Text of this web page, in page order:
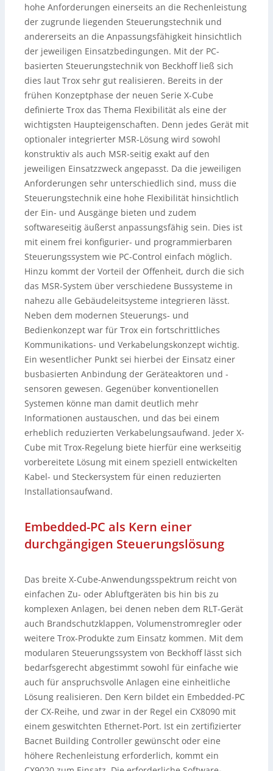
hohe Anforderungen einerseits an die Rechenleistung
der zugrunde liegenden Steuerungstechnik und
andererseits an die Anpassungsfähigkeit hinsichtlich
der jeweiligen Einsatzbedingungen. Mit der PC-
basierten Steuerungstechnik von Beckhoff ließ sich
dies laut Trox sehr gut realisieren. Bereits in der
frühen Konzeptphase der neuen Serie X-Cube
definierte Trox das Thema Flexibilität als eine der
wichtigsten Haupteigenschaften. Denn jedes Gerät mit
optionaler integrierter MSR-Lösung wird sowohl
konstruktiv als auch MSR-seitig exakt auf den
jeweiligen Einsatzzweck angepasst. Da die jeweiligen
Anforderungen sehr unterschiedlich sind, muss die
Steuerungstechnik eine hohe Flexibilität hinsichtlich
der Ein- und Ausgänge bieten und zudem
softwareseitig äußerst anpassungsfähig sein. Dies ist
mit einem frei konfigurier- und programmierbaren
Steuerungssystem wie PC-Control einfach möglich.
Hinzu kommt der Vorteil der Offenheit, durch die sich
das MSR-System über verschiedene Bussysteme in
nahezu alle Gebäudeleitsysteme integrieren lässt.
Neben dem modernen Steuerungs- und
Bedienkonzept war für Trox ein fortschrittliches
Kommunikations- und Verkabelungskonzept wichtig.
Ein wesentlicher Punkt sei hierbei der Einsatz einer
busbasierten Anbindung der Geräteaktoren und -
sensoren gewesen. Gegenüber konventionellen
Systemen könne man damit deutlich mehr
Informationen austauschen, und das bei einem
erheblich reduzierten Verkabelungsaufwand. Jeder X-
Cube mit Trox-Regelung biete hierfür eine werkseitig
vorbereitete Lösung mit einem speziell entwickelten
Kabel- und Steckersystem für einen reduzierten
Installationsaufwand.
Embedded-PC als Kern einer
durchgängigen Steuerungslösung
Das breite X-Cube-Anwendungsspektrum reicht von
einfachen Zu- oder Abluftgeräten bis hin bis zu
komplexen Anlagen, bei denen neben dem RLT-Gerät
auch Brandschutzklappen, Volumenstromregler oder
weitere Trox-Produkte zum Einsatz kommen. Mit dem
modularen Steuerungssystem von Beckhoff lässt sich
bedarfsgerecht abgestimmt sowohl für einfache wie
auch für anspruchsvolle Anlagen eine einheitliche
Lösung realisieren. Den Kern bildet ein Embedded-PC
der CX-Reihe, und zwar in der Regel ein CX8090 mit
einem geswitchten Ethernet-Port. Ist ein zertifizierter
Bacnet Building Controller gewünscht oder eine
höhere Rechenleistung erforderlich, kommt ein